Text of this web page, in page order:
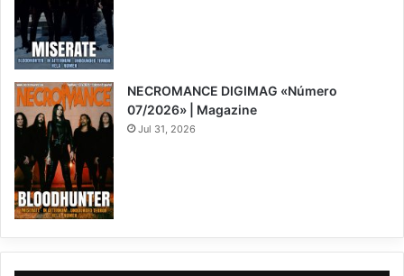
NECROMANCE DIGIMAG «Número
07/2026» | Magazine
Jul 31, 2026